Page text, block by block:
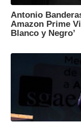
Antonio
Amazon Prime
Blanco y Negro’